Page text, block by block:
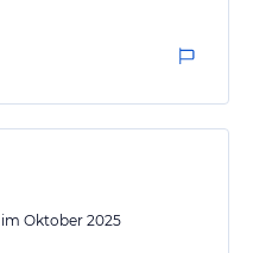
sind.
im Oktober 2025